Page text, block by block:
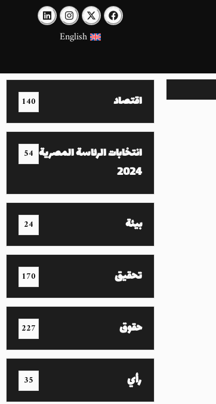
English
اقتصاد 140
انتخابات الرئاسة المصرية
2024
54
بيئة 24
تحقيق 170
حقوق 227
رأي 35